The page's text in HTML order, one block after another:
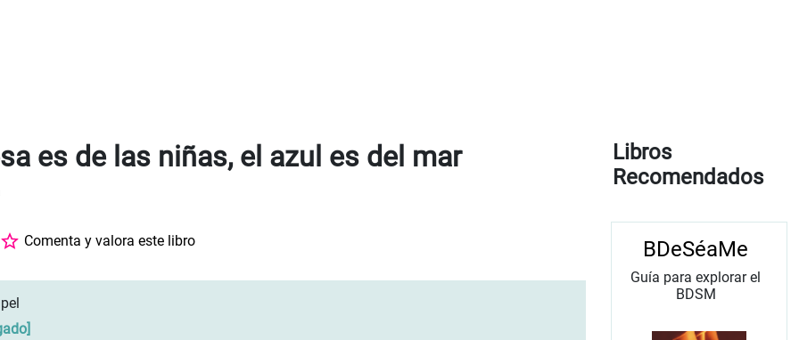
es de las niñas, el azul es del mar
Comenta y valora este libro
]
Libros
Recomendados
BDeSéaMe
Guía para explorar el
BDSM